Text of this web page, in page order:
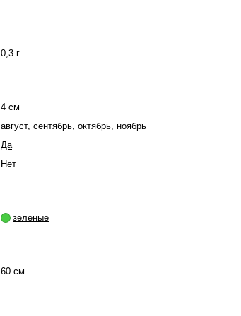
0,3 г
4 см
август, сентябрь, октябрь, ноябрь
Да
Нет
зеленые
60 см